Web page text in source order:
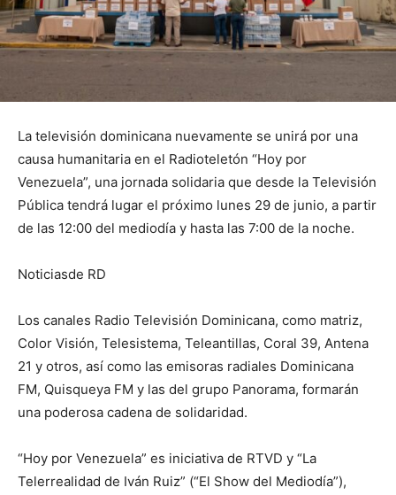
La televisión dominicana nuevamente se unirá por una
causa humanitaria en el Radioteletón “Hoy por
Venezuela”, una jornada solidaria que desde la Televisión
Pública tendrá lugar el próximo lunes 29 de junio, a partir
de las 12:00 del mediodía y hasta las 7:00 de la noche.
Noticiasde RD
Los canales Radio Televisión Dominicana, como matriz,
Color Visión, Telesistema, Teleantillas, Coral 39, Antena
21 y otros, así como las emisoras radiales Dominicana
FM, Quisqueya FM y las del grupo Panorama, formarán
una poderosa cadena de solidaridad.
“Hoy por Venezuela” es iniciativa de RTVD y “La
Telerrealidad de Iván Ruiz” (“El Show del Mediodía”),